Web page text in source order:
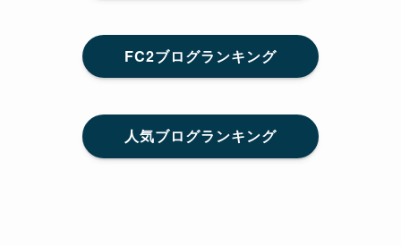
FC2ブログランキング
人気ブログランキング